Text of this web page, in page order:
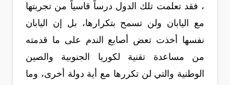
، فقد تعلمت تلك الدول درساً قاسياً من تجربتها
مع اليابان ولن تسمح بتكرارها، بل إن اليابان
نفسها أخذت تعض أصابع الندم على ما قدمته
من مساعدة تقنية لكوريا الجنوبية والصين
الوطنية والتي لن تكررها مع أية دولة أخرى، وما